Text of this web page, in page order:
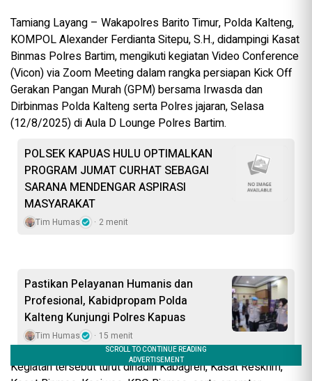
Tamiang Layang – Wakapolres Barito Timur, Polda Kalteng,
KOMPOL Alexander Ferdianta Sitepu, S.H., didampingi Kasat
Binmas Polres Bartim, mengikuti kegiatan Video Conference
(Vicon) via Zoom Meeting dalam rangka persiapan Kick Off
Gerakan Pangan Murah (GPM) bersama Irwasda dan
Dirbinmas Polda Kalteng serta Polres jajaran, Selasa
(12/8/2025) di Aula D Lounge Polres Bartim.
POLSEK KAPUAS HULU OPTIMALKAN
PROGRAM JUMAT CURHAT SEBAGAI
SARANA MENDENGAR ASPIRASI
MASYARAKAT
Tim Humas 2 menit
Pastikan Pelayanan Humanis dan
Profesional, Kabidpropam Polda
Kalteng Kunjungi Polres Kapuas
Tim Humas 15 menit
Kegiatan tersebut turut dihadiri Kabagren, Kasat Reskrim,